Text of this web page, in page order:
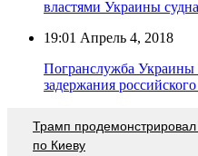
властями Украины
19:01 Апрель 4, 2018
Погранслужба Украины
задержания
Трамп
по Киеву